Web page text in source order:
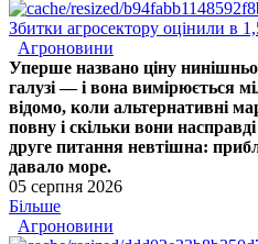
Збитки агросектору оцінили в
Агроновини
Уперше названо ціну
галузі — і вона вимірюється
відомо, коли альтернативні
повну і скільки вони
друге питання невтішна:
давало море.
05 серпня 2026
Більше
Агроновини